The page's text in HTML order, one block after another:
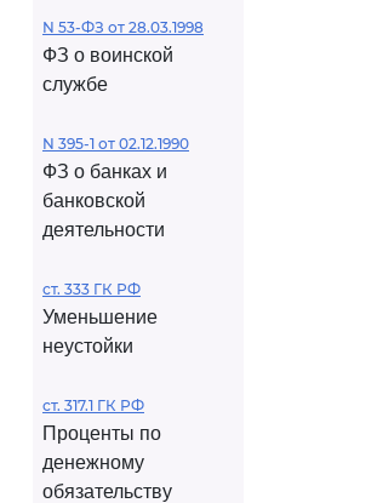
N 53-ФЗ от 28.03.1998
ФЗ о воинской
службе
N 395-1 от 02.12.1990
ФЗ о банках и
банковской
деятельности
ст. 333 ГК РФ
Уменьшение
неустойки
ст. 317.1 ГК РФ
Проценты по
денежному
обязательству